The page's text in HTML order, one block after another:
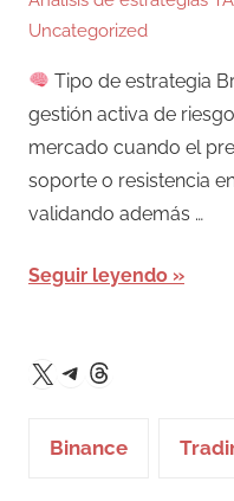
Uncategorized
Tipo de estrategia
gestión activa de
mercado cuando el
soporte o resistencia
validando además …
Seguir leyendo
X Telegram
Threads
Binance